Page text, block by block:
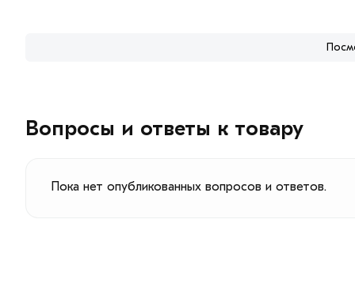
Вопросы и ответы к товару
Пока нет опубликованных вопросов и ответов.